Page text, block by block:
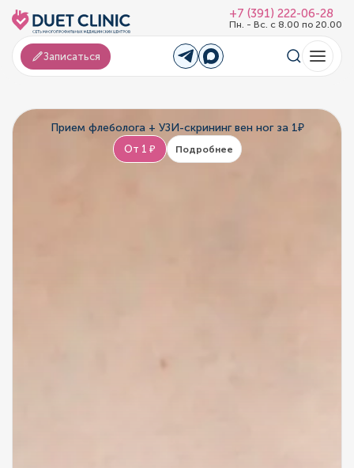
+7 (391) 222-06-28
Пн. - Вс. с 8.00 по 20.00
Записаться
Прием флеболога + УЗИ-скрининг вен ног за 1₽
От 1 ₽ Подробнее